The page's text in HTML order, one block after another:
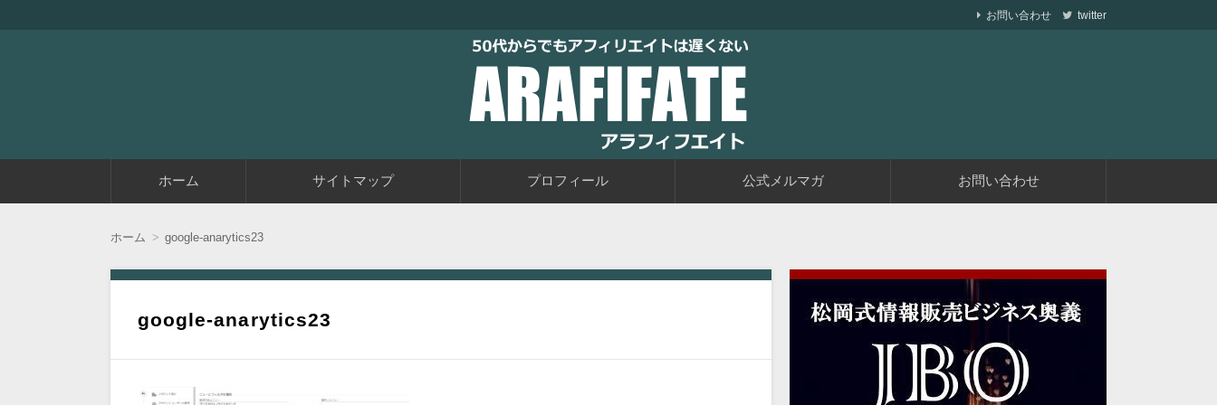
twitter
お問い合わせ
アラフィフエイト｜ 50代からでもアフィリエイトは遅くない
『アラフィフエイト』は初めてアフィリエイトブログに取り組むブログ初心者の教科書です。老後に備えて今から副業で稼ぐ仕組みを作りながら、収益が発生す
ホーム サイトマップ プロフィール 公式メルマガ お問い合わせ
ホーム google-anarytics23
google-anarytics23